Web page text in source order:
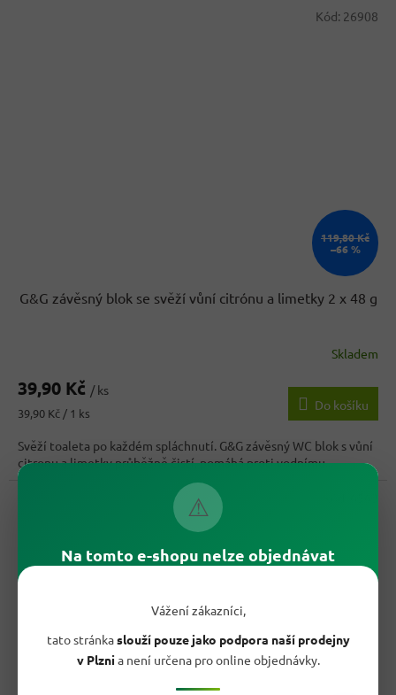
⚠
Na tomto e-shopu nelze objednávat
Vážení zákazníci,
tato stránkaslouží pouze jako podpora naší prodejny
v Plznia není určena pro online objednávky.
119,80 Kč
–66 %
G&G závěsný blok se svěží vůní citrónu a limetky 2 x 48 g
Skladem
39,90 Kč / ks
Měrná
39,90 Kč / 1 ks
Do košíku
Svěží toaleta po každém spláchnutí. G&G závěsný WC blok s vůní
citronu a limetky průběžně čistí, pomáhá proti vodnímu...
Kód: 26908